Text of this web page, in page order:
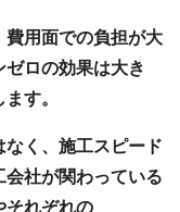
費用面での負担が大
ロの効果は大き
す。
なく、施工スピード
社が関わっている
それぞれの